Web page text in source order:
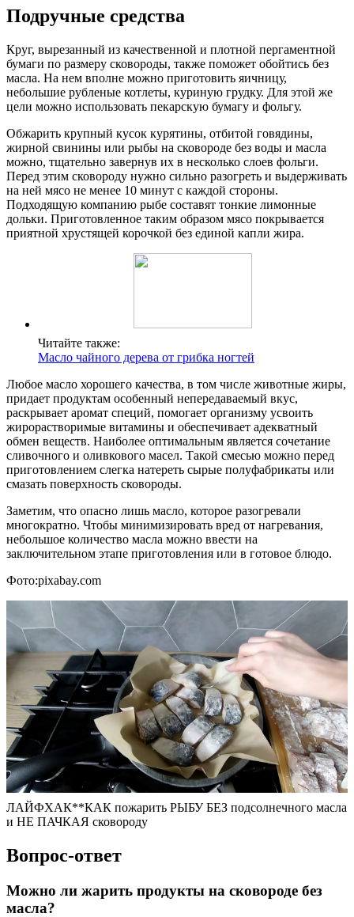
Подручные средства
Круг, вырезанный из качественной и плотной пергаментной
бумаги по размеру сковороды, также поможет обойтись без
масла. На нем вполне можно приготовить яичницу,
небольшие рубленые котлеты, куриную грудку. Для этой же
цели можно использовать пекарскую бумагу и фольгу.
Обжарить крупный кусок курятины, отбитой говядины,
жирной свинины или рыбы на сковороде без воды и масла
можно, тщательно завернув их в несколько слоев фольги.
Перед этим сковороду нужно сильно разогреть и выдерживать
на ней мясо не менее 10 минут с каждой стороны.
Подходящую компанию рыбе составят тонкие лимонные
дольки. Приготовленное таким образом мясо покрывается
приятной хрустящей корочкой без единой капли жира.
Читайте также:
Масло чайного дерева от грибка ногтей
Любое масло хорошего качества, в том числе животные жиры,
придает продуктам особенный непередаваемый вкус,
раскрывает аромат специй, помогает организму усвоить
жирорастворимые витамины и обеспечивает адекватный
обмен веществ. Наиболее оптимальным является сочетание
сливочного и оливкового масел. Такой смесью можно перед
приготовлением слегка натереть сырые полуфабрикаты или
смазать поверхность сковороды.
Заметим, что опасно лишь масло, которое разогревали
многократно. Чтобы минимизировать вред от нагревания,
небольшое количество масла можно ввести на
заключительном этапе приготовления или в готовое блюдо.
Фото:pixabay.com
ЛАЙФХАК**КАК пожарить РЫБУ БЕЗ подсолнечного масла
и НЕ ПАЧКАЯ сковороду
Вопрос-ответ
Можно ли жарить продукты на сковороде без
масла?